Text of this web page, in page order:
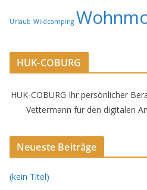
Urlaub Wildcamping
HUK-COBURG
HUK-COBURG Ihr persönlicher
Vettermann für den digitalen
Neueste Beiträge
(kein Titel)